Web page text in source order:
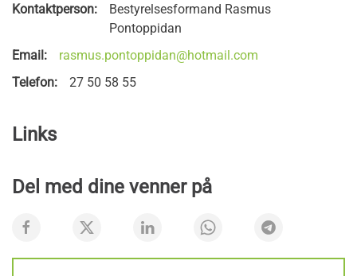
Kontaktperson:
Bestyrelsesformand Rasmus
Pontoppidan
Email:
rasmus.pontoppidan@hotmail.com
Telefon:
27 50 58 55
Links
Del med dine venner på